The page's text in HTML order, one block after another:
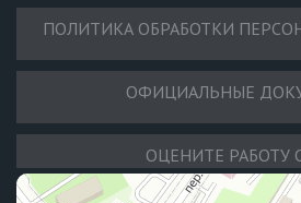
ПОЛИТИКА ОБРАБОТКИ
ОФИЦИАЛЬНЫЕ
ОЦЕНИТЕ РАБОТУ